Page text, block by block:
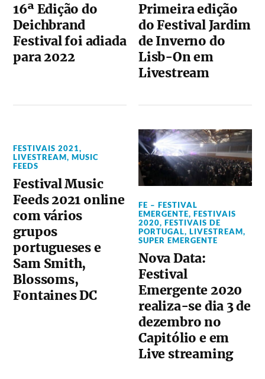
16ª Edição do
Deichbrand
Festival foi adiada
para 2022
Primeira edição
do Festival Jardim
de Inverno do
Lisb-On em
Livestream
FESTIVAIS 2021,
LIVESTREAM,MUSIC
FEEDS
Festival Music
Feeds 2021 online
com vários
grupos
portugueses e
Sam Smith,
Blossoms,
Fontaines DC
FE – FESTIVAL
EMERGENTE,FESTIVAIS
2020,FESTIVAIS DE
PORTUGAL,LIVESTREAM,
SUPER EMERGENTE
Nova Data:
Festival
Emergente 2020
realiza-se dia 3 de
dezembro no
Capitólio e em
Live streaming